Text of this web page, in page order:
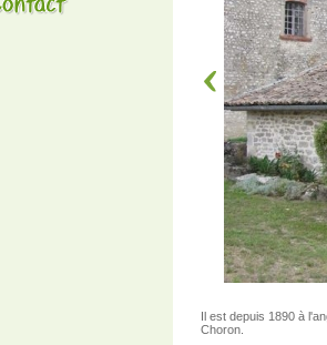
Il est depuis 1890 à
Choron.